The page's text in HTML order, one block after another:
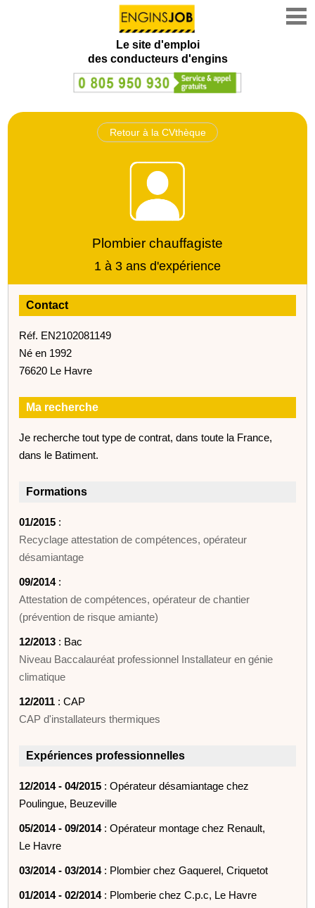
Le site d'emploi
des conducteurs d'engins
Retour à la CVthèque
Plombier chauffagiste
1 à 3 ans d'expérience
Contact
Réf. EN2102081149
Né en 1992
76620 Le Havre
Ma recherche
Je recherche tout type de contrat, dans toute la France,
dans le Batiment.
Formations
01/2015 :
Recyclage attestation de compétences, opérateur
désamiantage
09/2014:
Attestation de compétences, opérateur de chantier
(prévention de risque amiante)
12/2013 : Bac
Niveau Baccalauréat professionnel Installateur en génie
climatique
12/2011 : CAP
CAP d'installateurs thermiques
Expériences professionnelles
12/2014 - 04/2015 : Opérateur désamiantage chez
Poulingue, Beuzeville
05/2014 - 09/2014: Opérateur montage chez Renault,
Le Havre
03/2014 - 03/2014: Plombier chez Gaquerel, Criquetot
01/2014 - 02/2014: Plomberie chez C.p.c, Le Havre